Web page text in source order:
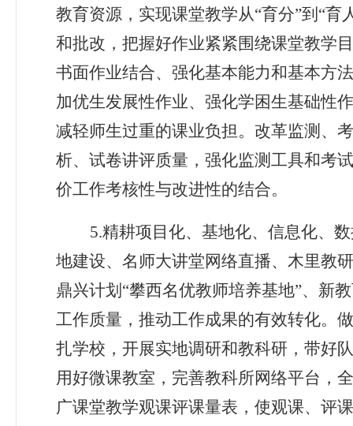
教育资源，实现课堂教学从“育分”到“
和批改，把握好作业紧紧围绕课堂教学
书面作业结合、强化基本能力和基本方
加优生发展性作业、强化学困生基础性
减轻师生过重的课业负担。改革监测、
析、试卷讲评质量，强化监测工具和考
价工作考核性与改进性的结合。
5.精耕项目化、基地化、信息化、
地建设、名师大讲堂网络直播、木里教
鼎兴计划“攀西名优教师培养基地”、新
工作质量，推动工作成果的有效转化。
扎学校，开展实地调研和教科研，带好
用好微课教室，完善教科所网络平台，
广课堂教学观课评课量表，使观课、评